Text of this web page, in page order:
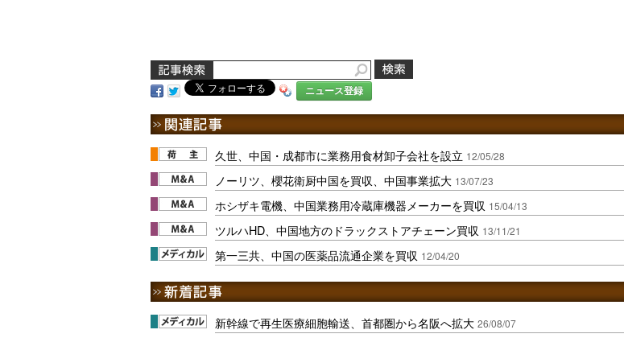
ニュース登録
久世、中国・成都市に業務用食材卸子会社を設立 12/05/28
ノーリツ、櫻花衛厨中国を買収、中国事業拡大 13/07/23
ホシザキ電機、中国業務用冷蔵庫機器メーカーを買収 15/04/13
ツルハHD、中国地方のドラックストアチェーン買収 13/11/21
第一三共、中国の医薬品流通企業を買収 12/04/20
新幹線で再生医療細胞輸送、首都圏から名阪へ拡大 26/08/07